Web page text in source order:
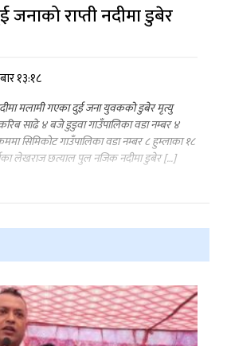
राप्ती नदीमा डुबेर
१३:१८
मलामी गएका दुई जना युवकको डुबेर मृत्यु
साढे ४ बजे डुडुवा गाउँपालिका वडा नम्बर ४
सिमिकोट गाउँपालिका वडा नम्बर ८ हुम्लाका १८
लेखराज छत्याल पुल नजिक नदीमा डुबेर […]